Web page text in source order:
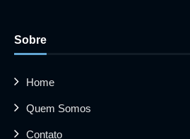
Sobre
Home
Quem Somos
Contato